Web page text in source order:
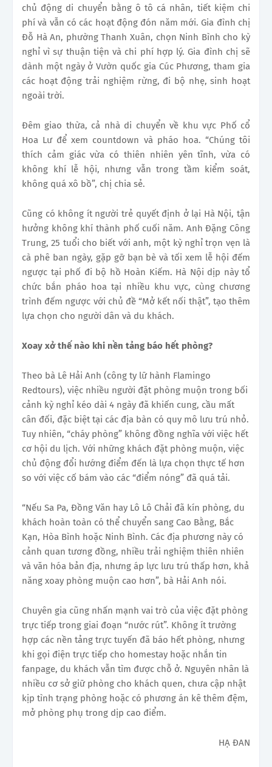
chủ động di chuyển bằng ô tô cá nhân, tiết kiệm chi
phí và vẫn có các hoạt động đón năm mới. Gia đình chị
Đỗ Hà An, phường Thanh Xuân, chọn Ninh Bình cho kỳ
nghỉ vì sự thuận tiện và chi phí hợp lý. Gia đình chị sẽ
dành một ngày ở Vườn quốc gia Cúc Phương, tham gia
các hoạt động trải nghiệm rừng, đi bộ nhẹ, sinh hoạt
ngoài trời.
Đêm giao thừa, cả nhà di chuyển về khu vực Phố cổ
Hoa Lư để xem countdown và pháo hoa. “Chúng tôi
thích cảm giác vừa có thiên nhiên yên tĩnh, vừa có
không khí lễ hội, nhưng vẫn trong tầm kiểm soát,
không quá xô bồ”, chị chia sẻ.
Cũng có không ít người trẻ quyết định ở lại Hà Nội, tận
hưởng không khí thành phố cuối năm. Anh Đặng Công
Trung, 25 tuổi cho biết với anh, một kỳ nghỉ trọn vẹn là
cà phê ban ngày, gặp gỡ bạn bè và tối xem lễ hội đếm
ngược tại phố đi bộ hồ Hoàn Kiếm. Hà Nội dịp này tổ
chức bắn pháo hoa tại nhiều khu vực, cùng chương
trình đếm ngược với chủ đề “Mở kết nối thật”, tạo thêm
lựa chọn cho người dân và du khách.
Xoay xở thế nào khi nền tảng báo hết phòng?
Theo bà Lê Hải Anh (công ty lữ hành Flamingo
Redtours), việc nhiều người đặt phòng muộn trong bối
cảnh kỳ nghỉ kéo dài 4 ngày đã khiến cung, cầu mất
cân đối, đặc biệt tại các địa bàn có quy mô lưu trú nhỏ.
Tuy nhiên, “cháy phòng” không đồng nghĩa với việc hết
cơ hội du lịch. Với những khách đặt phòng muộn, việc
chủ động đổi hướng điểm đến là lựa chọn thực tế hơn
so với việc cố bám vào các “điểm nóng” đã quá tải.
“Nếu Sa Pa, Đồng Văn hay Lô Lô Chải đã kín phòng, du
khách hoàn toàn có thể chuyển sang Cao Bằng, Bắc
Kạn, Hòa Bình hoặc Ninh Bình. Các địa phương này có
cảnh quan tương đồng, nhiều trải nghiệm thiên nhiên
và văn hóa bản địa, nhưng áp lực lưu trú thấp hơn, khả
năng xoay phòng muộn cao hơn”, bà Hải Anh nói.
Chuyên gia cũng nhấn mạnh vai trò của việc đặt phòng
trực tiếp trong giai đoạn “nước rút”. Không ít trường
hợp các nền tảng trực tuyến đã báo hết phòng, nhưng
khi gọi điện trực tiếp cho homestay hoặc nhắn tin
fanpage, du khách vẫn tìm được chỗ ở. Nguyên nhân là
nhiều cơ sở giữ phòng cho khách quen, chưa cập nhật
kịp tình trạng phòng hoặc có phương án kê thêm đệm,
mở phòng phụ trong dịp cao điểm.
HẠ ĐAN